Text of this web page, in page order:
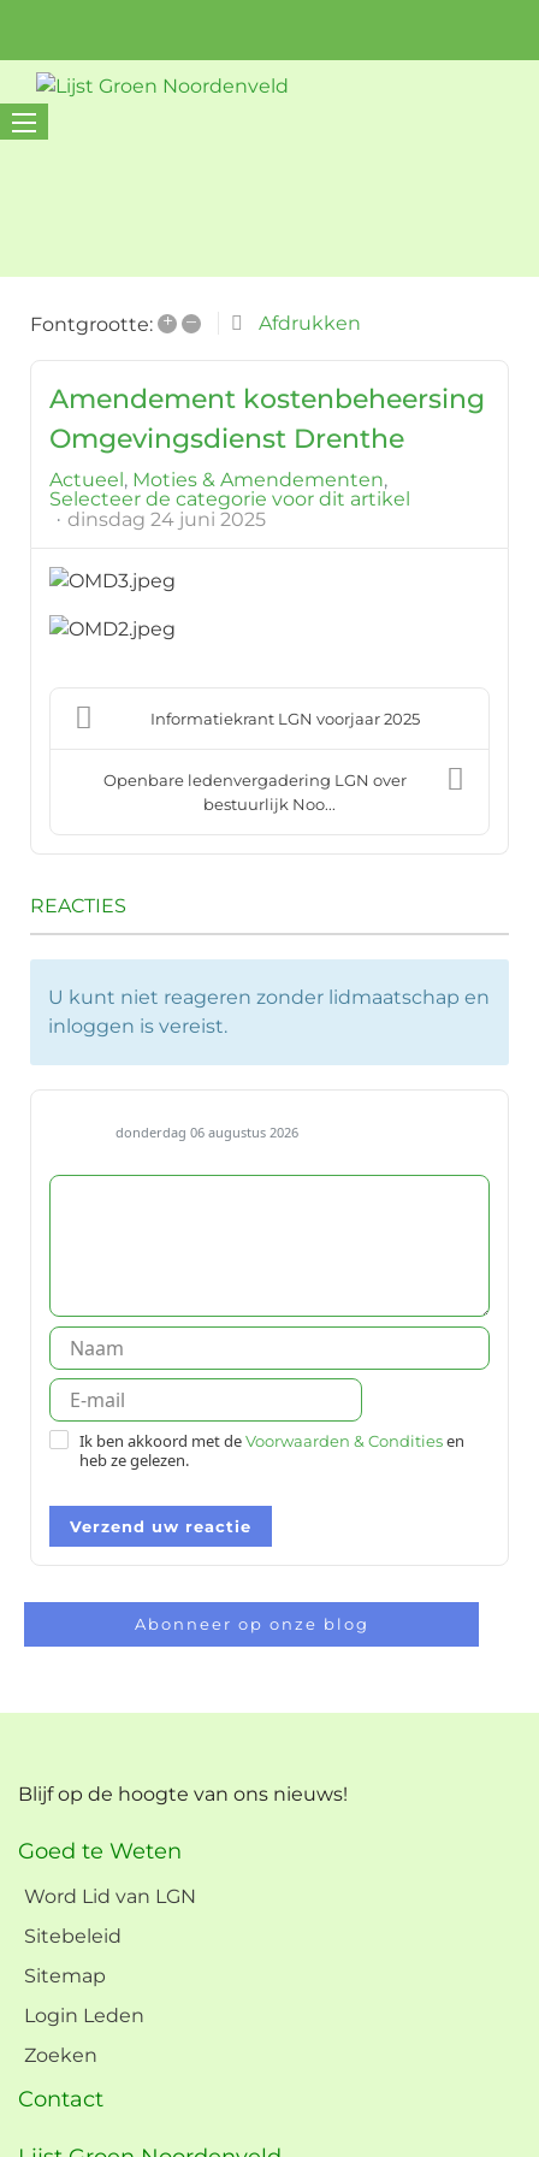
Fontgrootte: + – Afdrukken
Amendement kostenbeheersing
Omgevingsdienst Drenthe
Actueel Moties & Amendementen
Selecteer de categorie voor dit artikel
dinsdag 24 juni 2025
Informatiekrant LGN voorjaar 2025
Openbare ledenvergadering LGN over
bestuurlijk Noo...
REACTIES
U kunt niet reageren zonder lidmaatschap en
inloggen is vereist.
donderdag 06 augustus 2026
Ik ben akkoord met deVoorwaarden & Conditiesen
heb ze gelezen.
Verzend uw reactie
Abonneer op onze blog
Blijf op de hoogte van ons nieuws!
Goed te Weten
Word Lid van LGN
Sitebeleid
Sitemap
Login Leden
Zoeken
Contact